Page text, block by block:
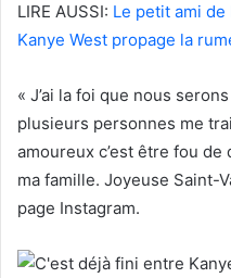
LIRE AUSSI: Le petit ami
Kanye West propage la
« J’ai la foi que nous
plusieurs personnes me
amoureux c’est être fou
ma famille. Joyeuse Saint-
page Instagram.